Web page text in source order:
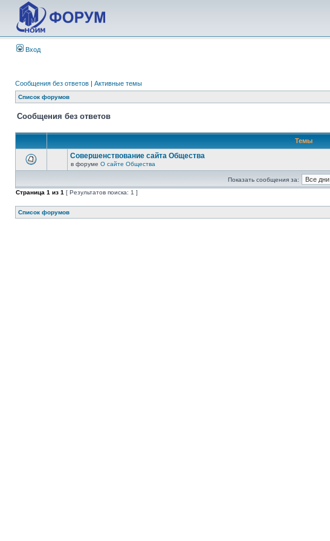
Вход
Сообщения без ответов | Активные темы
Список форумов
Сообщения без ответов
Темы
Совершенствование сайта Общества
в форуме О сайте Общества
Показать сообщения за:
Страница 1 из 1 [ Результатов поиска: 1 ]
Список форумов